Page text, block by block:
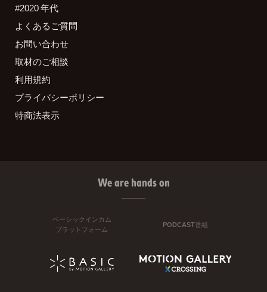
#2020 年代
よくあるご質問
お問い合わせ
取材のご相談
利用規約
プライバシーポリシー
特商法表示
We are hands on
ベーシックインカム
プラットフォーム
PODCAST番組